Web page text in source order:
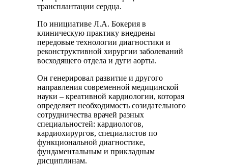
трансплантации сердца.
По инициативе Л.А. Бокерия в
клиническую практику внедрены
передовые технологии диагностики и
реконструктивной хирургии заболеваний
восходящего отдела и дуги аорты.
Он генерировал развитие и другого
направления современной медицинской
науки – креативной кардиологии, которая
определяет необходимость созидательного
сотрудничества врачей разных
специальностей: кардиологов,
кардиохирургов, специалистов по
функциональной диагностике,
фундаментальным и прикладным
дисциплинам.